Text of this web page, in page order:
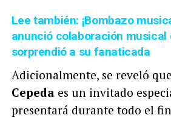
Lee también: ¡Bombazo
anunció colaboración musical
sorprendió a su fanaticada
Adicionalmente, se reveló
Cepedaes un invitado
presentará durante todo el